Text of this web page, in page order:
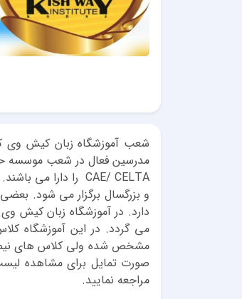
شعب آموزشگاه زبان کیش وی
می گردد. در این آموزشگاه
صورت تمایل برای مشاهده
مراجعه نمایید.